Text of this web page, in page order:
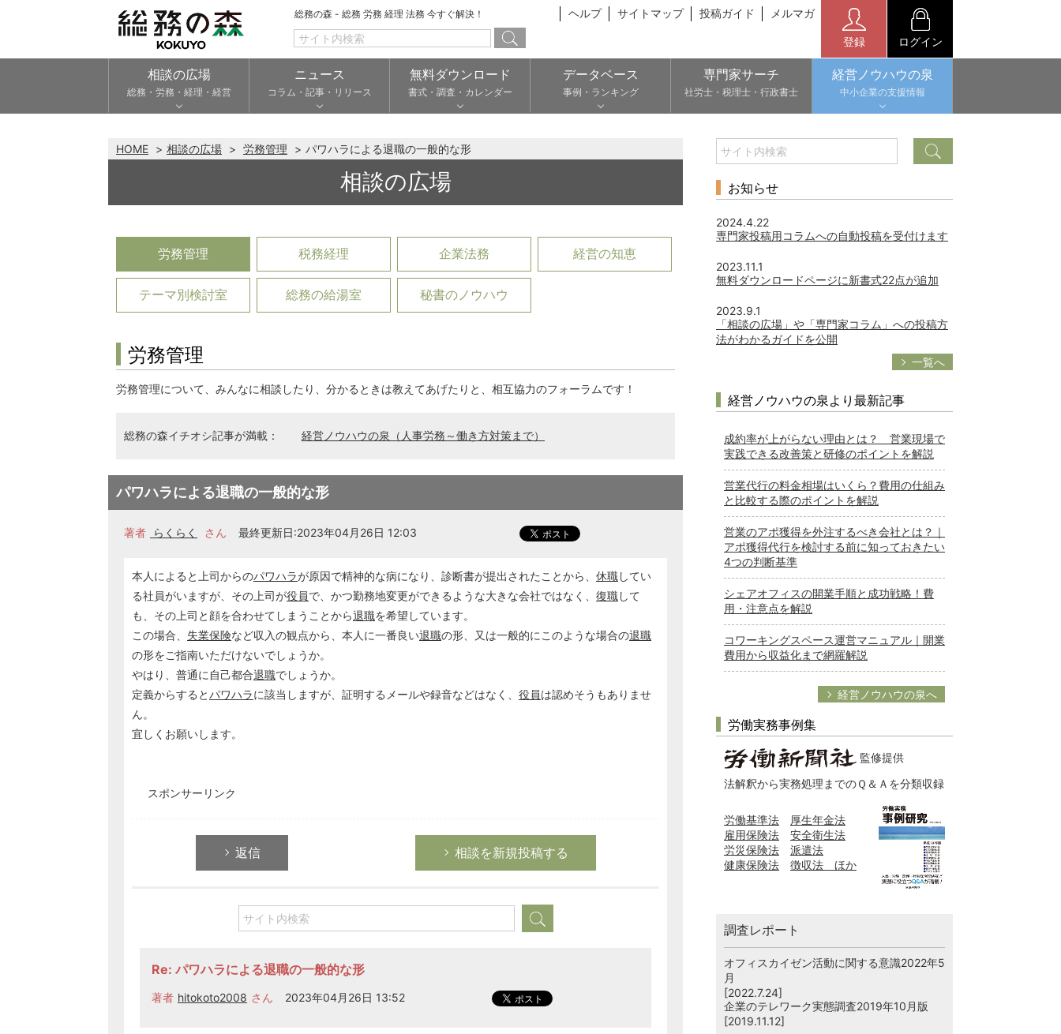
総務の森 - 総務 労務 経理 法務 今すぐ解決！ ヘルプ サイトマップ 投稿ガイド メルマガ
登録 ログイン
相談の広場
総務・労務・経理・経営
ニュース
コラム・記事・リリース
無料ダウンロード
書式・調査・カレンダー
データベース
事例・ランキング
専門家サーチ
社労士・税理士・行政書士
経営ノウハウの泉
中小企業の支援情報
HOME 相談の広場 労務管理 パワハラによる退職の一般的な形
相談の広場
労務管理 税務経理 企業法務 経営の知恵
テーマ別検討室 総務の給湯室 秘書のノウハウ
労務管理
労務管理について、みんなに相談したり、分かるときは教えてあげたりと、相互協力のフォーラムです！
総務の森イチオシ記事が満載： 経営ノウハウの泉（人事労務～働き方対策まで）
パワハラによる退職の一般的な形
著者 らくらく さん 最終更新日:2023年04月26日 12:03
本人によると上司からのパワハラが原因で精神的な病になり、診断書が提出されたことから、 休職してい
る社員がいますが、その上司が役員で、かつ勤務地変更ができるような大きな会社ではなく、 復職して
も、その上司と顔を合わせてしまうことから退職を希望しています。
この場合、 失業保険など収入の観点から、本人に一番良い退職の形、又は一般的にこのような場合の退職
の形をご指南いただけないでしょうか。
やはり、普通に自己都合退職でしょうか。
定義からするとパワハラに該当しますが、証明するメールや録音などはなく、 役員は認めそうもありませ
ん。
宜しくお願いします。
スポンサーリンク
返信 相談を新規投稿する
Re: パワハラによる退職の一般的な形
著者 hitokoto2008 さん 2023年04月26日 13:52
お知らせ
2024.4.22
専門家投稿用コラムへの自動投稿を受付けます
2023.11.1
無料ダウンロードページに新書式22点が追加
2023.9.1
「相談の広場」や「専門家コラム」への投稿方
法がわかるガイドを公開
一覧へ
経営ノウハウの泉より最新記事
成約率が上がらない理由とは？ 営業現場で
実践できる改善策と研修のポイントを解説
営業代行の料金相場はいくら？費用の仕組み
と比較する際のポイントを解説
営業のアポ獲得を外注するべき会社とは？｜
アポ獲得代行を検討する前に知っておきたい
4つの判断基準
シェアオフィスの開業手順と成功戦略！費
用・注意点を解説
コワーキングスペース運営マニュアル｜開業
費用から収益化まで網羅解説
経営ノウハウの泉へ
労働実務事例集
監修提供
法解釈から実務処理までのＱ＆Ａを分類収録
労働基準法
厚生年金法
雇用保険法
安全衛生法
労災保険法
派遣法
健康保険法
徴収法 ほか
調査レポート
オフィスカイゼン活動に関する意識2022年5
月
[2022.7.24]
企業のテレワーク実態調査2019年10月版
[2019.11.12]